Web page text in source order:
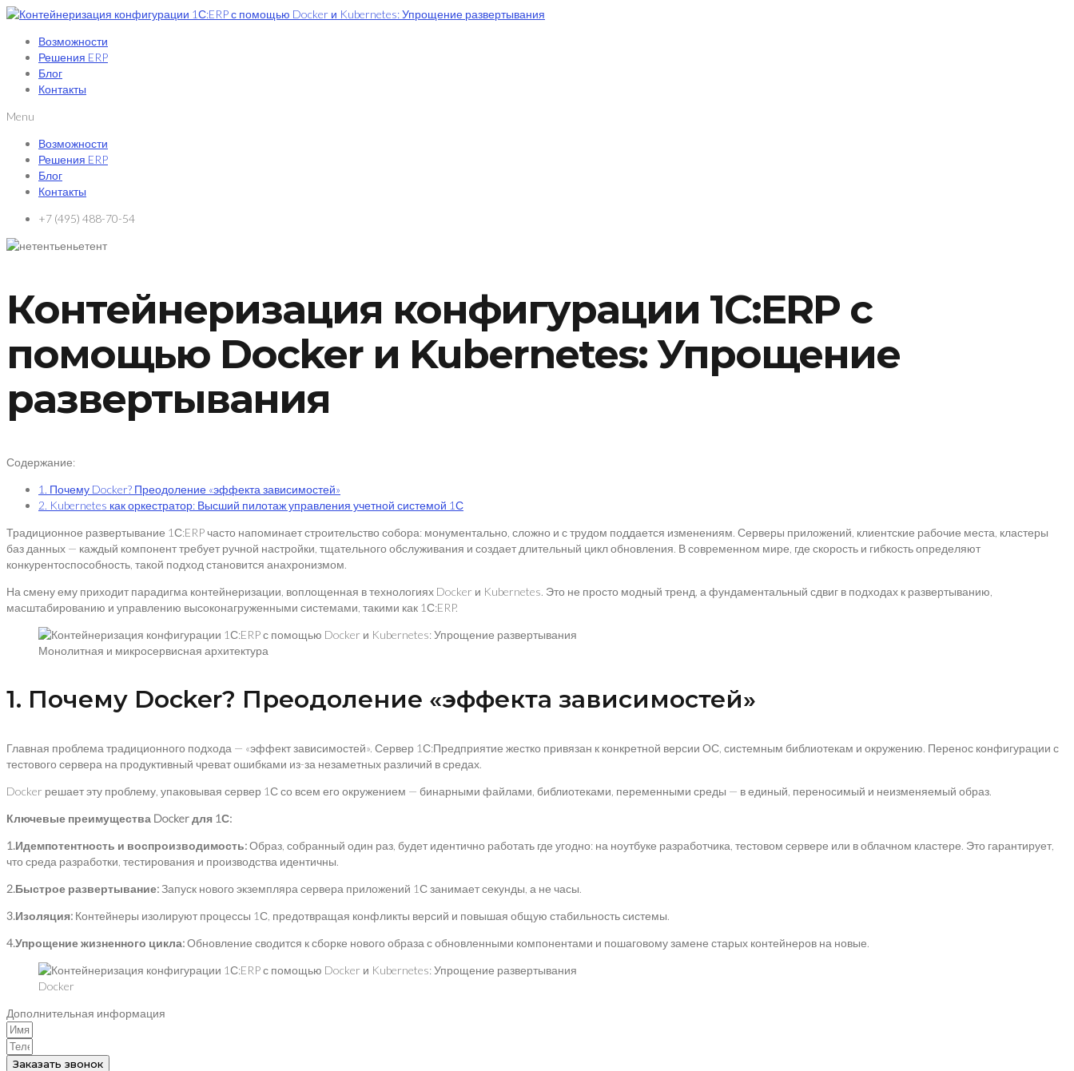
Возможности
Решения ERP
Блог
Контакты
Menu
Возможности
Решения ERP
Блог
Контакты
+7 (495) 488-70-54
Контейнеризация конфигурации 1С:ERP с
помощью Docker и Kubernetes: Упрощение
развертывания
Содержание:
1. Почему Docker? Преодоление «эффекта зависимостей»
2. Kubernetes как оркестратор: Высший пилотаж управления учетной системой 1С
Традиционное развертывание 1С:ERP часто напоминает строительство собора: монументально, сложно и с трудом поддается изменениям. Серверы приложений, клиентские рабочие места, кластеры
баз данных — каждый компонент требует ручной настройки, тщательного обслуживания и создает длительный цикл обновления. В современном мире, где скорость и гибкость определяют
конкурентоспособность, такой подход становится анахронизмом.
На смену ему приходит парадигма контейнеризации, воплощенная в технологиях Docker и Kubernetes. Это не просто модный тренд, а фундаментальный сдвиг в подходах к развертыванию,
масштабированию и управлению высоконагруженными системами, такими как 1С:ERP.
Монолитная и микросервисная архитектура
1. Почему Docker? Преодоление «эффекта зависимостей»
Главная проблема традиционного подхода — «эффект зависимостей». Сервер 1С:Предприятие жестко привязан к конкретной версии ОС, системным библиотекам и окружению. Перенос конфигурации с
тестового сервера на продуктивный чреват ошибками из-за незаметных различий в средах.
Docker решает эту проблему, упаковывая сервер 1С со всем его окружением — бинарными файлами, библиотеками, переменными среды — в единый, переносимый и неизменяемый образ.
Ключевые преимущества Docker для 1С:
1.Идемпотентность и воспроизводимость:Образ, собранный один раз, будет идентично работать где угодно: на ноутбуке разработчика, тестовом сервере или в облачном кластере. Это гарантирует,
что среда разработки, тестирования и производства идентичны.
2.Быстрое развертывание:Запуск нового экземпляра сервера приложений 1С занимает секунды, а не часы.
3.Изоляция: Контейнеры изолируют процессы 1С, предотвращая конфликты версий и повышая общую стабильность системы.
4.Упрощение жизненного цикла:Обновление сводится к сборке нового образа с обновленными компонентами и пошаговому замене старых контейнеров на новые.
Docker
Дополнительная информация
Заказать звонок